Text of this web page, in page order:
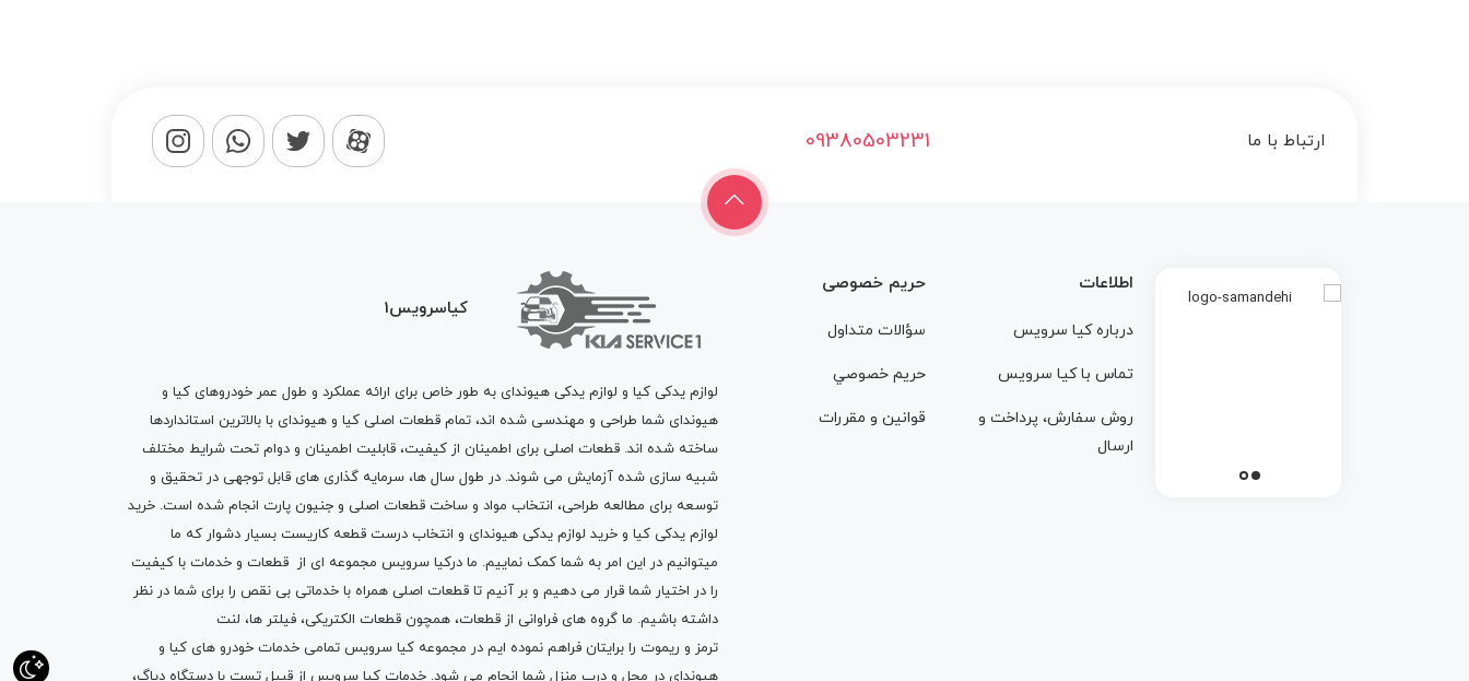
ارتباط با ما 09380503231
اطلاعات
درباره کيا سرويس
تماس با کيا سرويس
روش سفارش، پرداخت و
ارسال
حریم خصوصی
سؤالات متداول
حريم خصوصي
قوانين و مقررات
کیاسرویس1
لوازم یدکی کیا و لوازم یدکی هیوندای به طور خاص برای ارائه عملکرد و طول عمر خودروهای کیا و
هیوندای شما طراحی و مهندسی شده اند، تمام قطعات اصلی کیا و هیوندای با بالاترین استانداردها
ساخته شده اند. قطعات اصلی برای اطمینان از کیفیت، قابلیت اطمینان و دوام تحت شرایط مختلف
شبیه سازی شده آزمایش می شوند. در طول سال ها، سرمایه گذاری های قابل توجهی در تحقیق و
توسعه برای مطالعه طراحی، انتخاب مواد و ساخت قطعات اصلی و جنیون پارت انجام شده است. خرید
لوازم یدکی کیا و خرید لوازم یدکی هیوندای و انتخاب درست قطعه کاریست بسیار دشوار که ما
میتوانیم در این امر به شما کمک نماییم. ما درکیا سرویس مجموعه ای از قطعات و خدمات با کیفیت
را در اختیار شما قرار می دهیم و بر آنیم تا قطعات اصلی همراه با خدماتی بی نقص را برای شما در نظر
داشته باشیم. ما گروه های فراوانی از قطعات، همچون قطعات الکتریکی، فیلتر ها، لنت
ترمز و ریموت را برایتان فراهم نموده ایم در مجموعه کیا سرویس تمامی خدمات خودرو های کیا و
هیوندای در محل و درب منزل شما انجام می شود. خدمات کیا سرویس از قبیل تست با دستگاه دیاگ،